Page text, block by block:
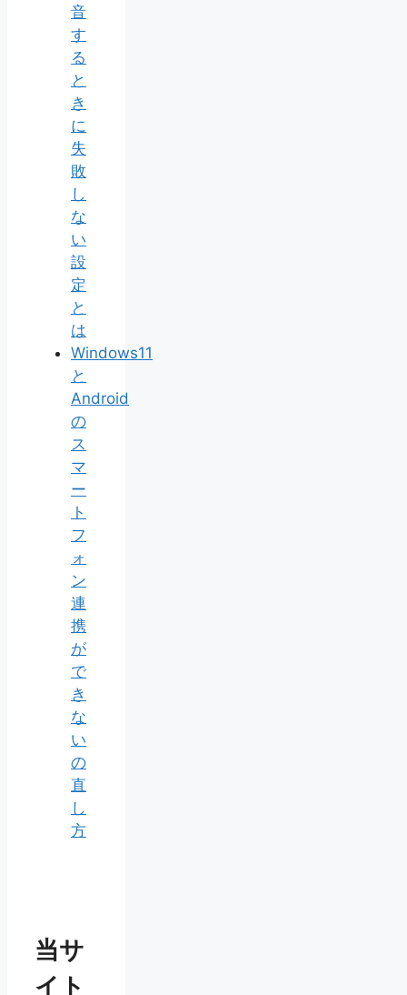
音
す
る
と
き
に
失
敗
し
な
い
設
定
と
は
Windows11
と
Android
の
ス
マ
ー
ト
フ
ォ
ン
連
携
が
で
き
な
い
の
直
し
方
当サ
イト